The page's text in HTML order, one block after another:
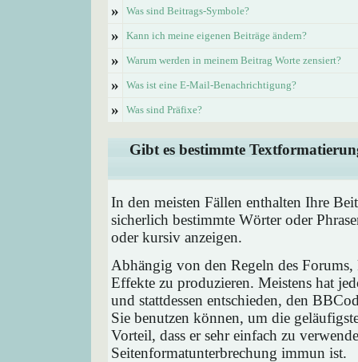
» Was sind Beitrags-Symbole?
» Kann ich meine eigenen Beiträge ändern?
» Warum werden in meinem Beitrag Worte zensiert?
» Was ist eine E-Mail-Benachrichtigung?
» Was sind Präfixe?
Gibt es bestimmte
In den meisten Fällen enthalten Ihre
sicherlich bestimmte Wörter oder
oder kursiv anzeigen.
Abhängig von den Regeln des
Effekte zu produzieren. Meistens hat
und stattdessen entschieden, den
Sie benutzen können, um die
Vorteil, dass er sehr einfach zu
Seitenformatunterbrechung immun ist.